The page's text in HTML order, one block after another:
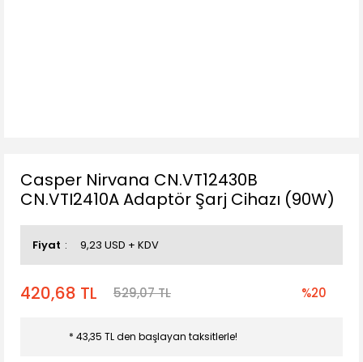
Casper Nirvana CN.VT12430B
CN.VTI2410A Adaptör Şarj Cihazı (90W)
Fiyat 9,23 USD + KDV
420,68 TL 529,07 TL %20
* 43,35 TL den başlayan taksitlerle!